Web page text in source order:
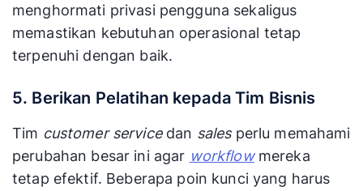
menghormati privasi pengguna sekaligus
memastikan kebutuhan operasional tetap
terpenuhi dengan baik.
5. Berikan Pelatihan kepada Tim Bisnis
Tim customer servicedan salesperlu memahami
perubahan besar ini agar workflowmereka
tetap efektif. Beberapa poin kunci yang harus